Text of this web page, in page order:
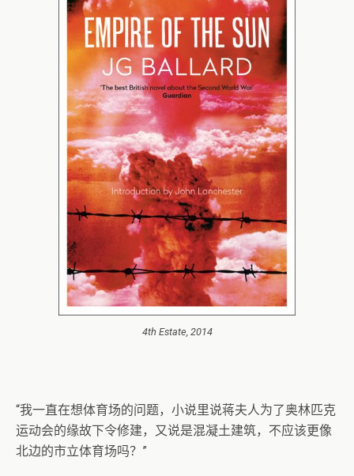
4th Estate, 2014
“我一直在想体育场的问题，小说里说蒋夫人为了奥林匹克
运动会的缘故下令修建，又说是混凝土建筑，不应该更像
北边的市立体育场吗？”